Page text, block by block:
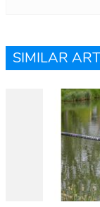
SIMILAR